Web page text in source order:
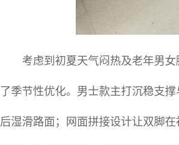
考虑到初夏天气闷热及老年男女
了季节性优化。男士款主打沉稳支
后湿滑路面；网面拼接设计让双脚